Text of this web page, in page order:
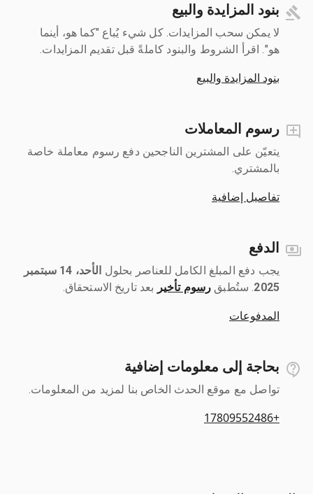
بنود المزايدة والبيع
لا يمكن سحب المزايدات. كل شيء يُباع "كما هو، أينما
هو". اقرأ الشروط والبنود كاملةً قبل تقديم المزايدات.
بنود المزايدة والبيع
رسوم المعاملات
يتعيّن على المشترين الناجحين دفع رسوم معاملة خاصة
بالمشتري.
تفاصيل إضافية
الدفع
يجب دفع المبلغ الكامل للعناصر بحلول ‎
الأحد، 14 سبتمبر
2025
رسوم تأخير بعد تاريخ الاستحقاق.
المدفوعات
بحاجة إلى معلومات إضافية
تواصل مع موقع الحدث الخاص بنا لمزيد من المعلومات.
+17809552486